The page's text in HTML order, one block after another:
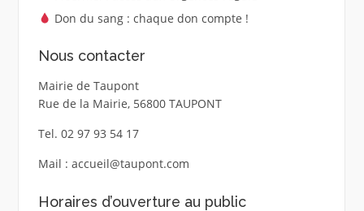
Don du sang : chaque don compte !
Nous contacter
Mairie de Taupont
Rue de la Mairie, 56800 TAUPONT
Tel. 02 97 93 54 17
Mail : accueil@taupont.com
Horaires d’ouverture au public